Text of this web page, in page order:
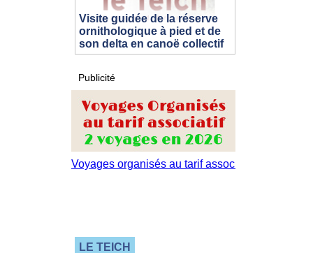
Visite guidée de la réserve
ornithologique à pied et de
son delta en canoë collectif
Publicité
LE TEICH